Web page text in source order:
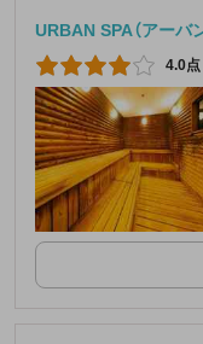
URBAN SPA（アーバ
4.0点